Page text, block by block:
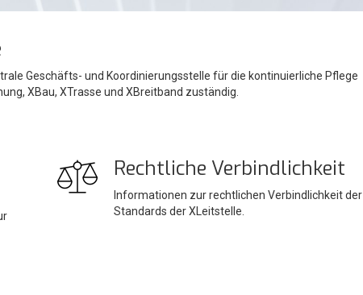
Geschäfts- und Koordinierungsstelle für die kontinuierliche Pflege
XBau, XTrasse und XBreitband zuständig.
Rechtliche Verbindlichkeit
Informationen zur rechtlichen Verbindlichkeit der
Standards der XLeitstelle.